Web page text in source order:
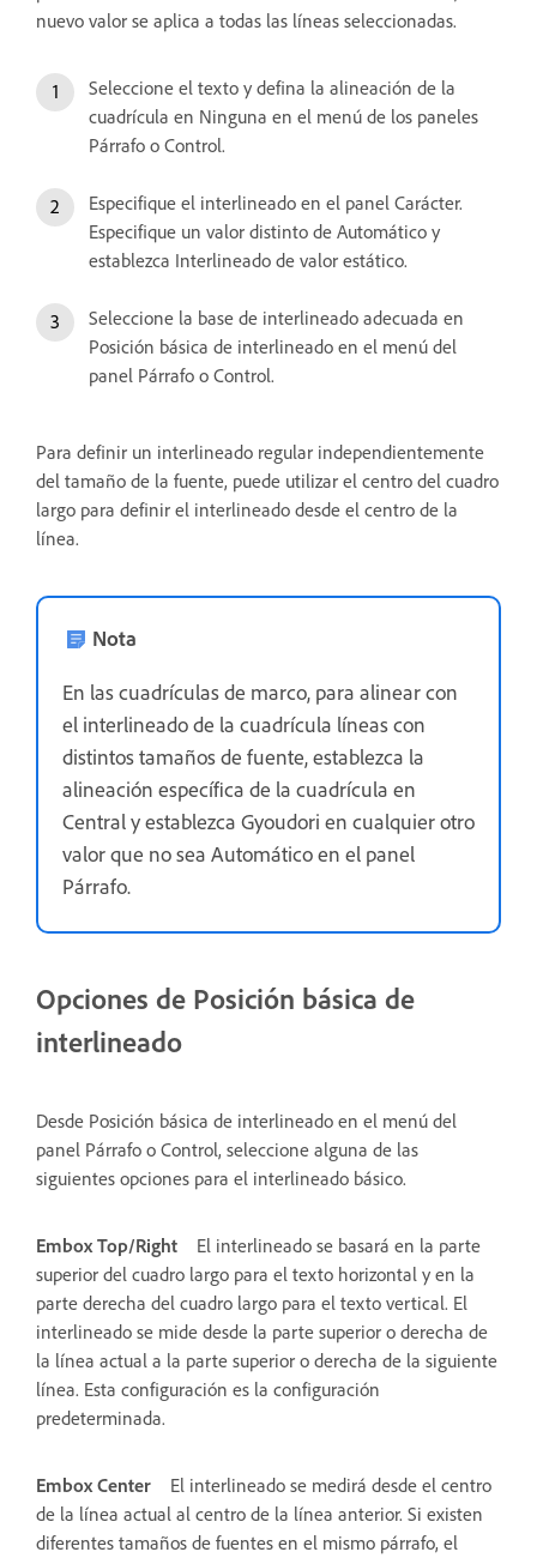
nuevo valor se aplica a todas las líneas seleccionadas.
Seleccione el texto y defina la alineación de la
cuadrícula en Ninguna en el menú de los paneles
Párrafo o Control.
Especifique el interlineado en el panel Carácter.
Especifique un valor distinto de Automático y
establezca Interlineado de valor estático.
Seleccione la base de interlineado adecuada en
Posición básica de interlineado en el menú del
panel Párrafo o Control.
Para definir un interlineado regular independientemente
del tamaño de la fuente, puede utilizar el centro del cuadro
largo para definir el interlineado desde el centro de la
línea.
Nota
En las cuadrículas de marco, para alinear con
el interlineado de la cuadrícula líneas con
distintos tamaños de fuente, establezca la
alineación específica de la cuadrícula en
Central y establezca Gyoudori en cualquier otro
valor que no sea Automático en el panel
Párrafo.
Opciones de Posición básica de
interlineado
Desde Posición básica de interlineado en el menú del
panel Párrafo o Control, seleccione alguna de las
siguientes opciones para el interlineado básico.
Embox Top/Right
El interlineado se basará en la parte
superior del cuadro largo para el texto horizontal y en la
parte derecha del cuadro largo para el texto vertical. El
interlineado se mide desde la parte superior o derecha de
la línea actual a la parte superior o derecha de la siguiente
línea. Esta configuración es la configuración
predeterminada.
Embox Center
El interlineado se medirá desde el centro
de la línea actual al centro de la línea anterior. Si existen
diferentes tamaños de fuentes en el mismo párrafo, el